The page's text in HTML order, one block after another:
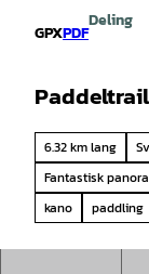
GPXPDF
Deling
6.32 km lang
Fantastisk
kano
paddling